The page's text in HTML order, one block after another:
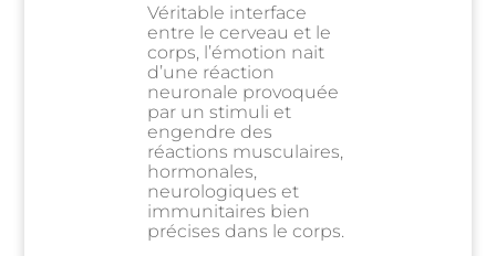
Véritable interface
entre le cerveau et le
corps, l’émotion nait
d’une réaction
neuronale provoquée
par un stimuli et
engendre des
réactions musculaires,
hormonales,
neurologiques et
immunitaires bien
précises dans le corps.